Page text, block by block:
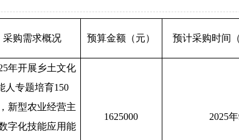
采购需求概况 预算金额（元） 预计采购时间
年开展乡土文化
人专题培育150
新型农业经营主
字化技能应用能
1625000 2025